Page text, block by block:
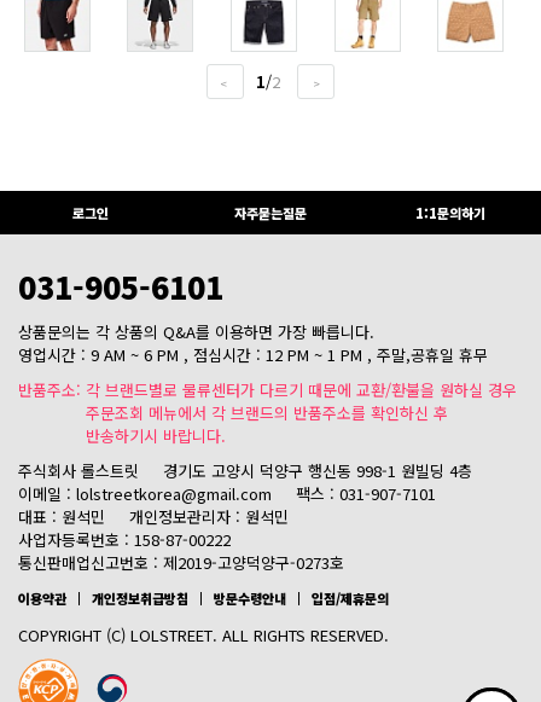
< 1/2 >
로그인 자주묻는질문 1:1문의하기
031-905-6101
상품문의는 각 상품의 Q&A를 이용하면 가장 빠릅니다.
영업시간 : 9 AM ~ 6 PM , 점심시간 : 12 PM ~ 1 PM , 주말,공휴일 휴무
반품주소: 각 브랜드별로 물류센터가 다르기 때문에 교환/환불을 원하실 경우
주문조회 메뉴에서 각 브랜드의 반품주소를 확인하신 후
반송하기시 바랍니다.
주식회사 롤스트릿
경기도 고양시 덕양구 행신동 998-1 원빌딩 4층
이메일 : lolstreetkorea@gmail.com
팩스 : 031-907-7101
대표 : 원석민
개인정보관리자 : 원석민
사업자등록번호 : 158-87-00222
통신판매업신고번호 : 제2019-고양덕양구-0273호
이용약관 개인정보취급방침 방문수령안내 입점/제휴문의
COPYRIGHT (C) LOLSTREET. ALL RIGHTS RESERVED.